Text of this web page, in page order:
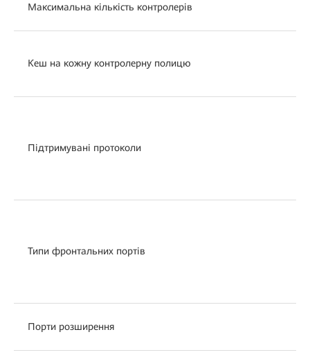
Максимальна кількість контролерів
Кеш на кожну контролерну полицю
Підтримувані протоколи
Типи фронтальних портів
Порти розширення